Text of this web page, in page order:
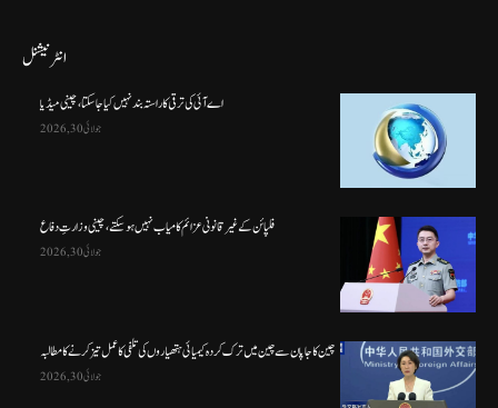
انٹرنیشنل
اے آئی کی ترقی کا راستہ بند نہیں کیا جا سکتا، چینی میڈیا
جولائی 30, 2026
فلپائن کے غیر قانونی عزائم کامیاب نہیں ہو سکتے ، چینی وزارتِ دفاع
جولائی 30, 2026
چین کا جاپان سے چین میں ترک کردہ کیمیائی ہتھیاروں کی تلفی کا عمل تیز کرنے کا مطالبہ
جولائی 30, 2026